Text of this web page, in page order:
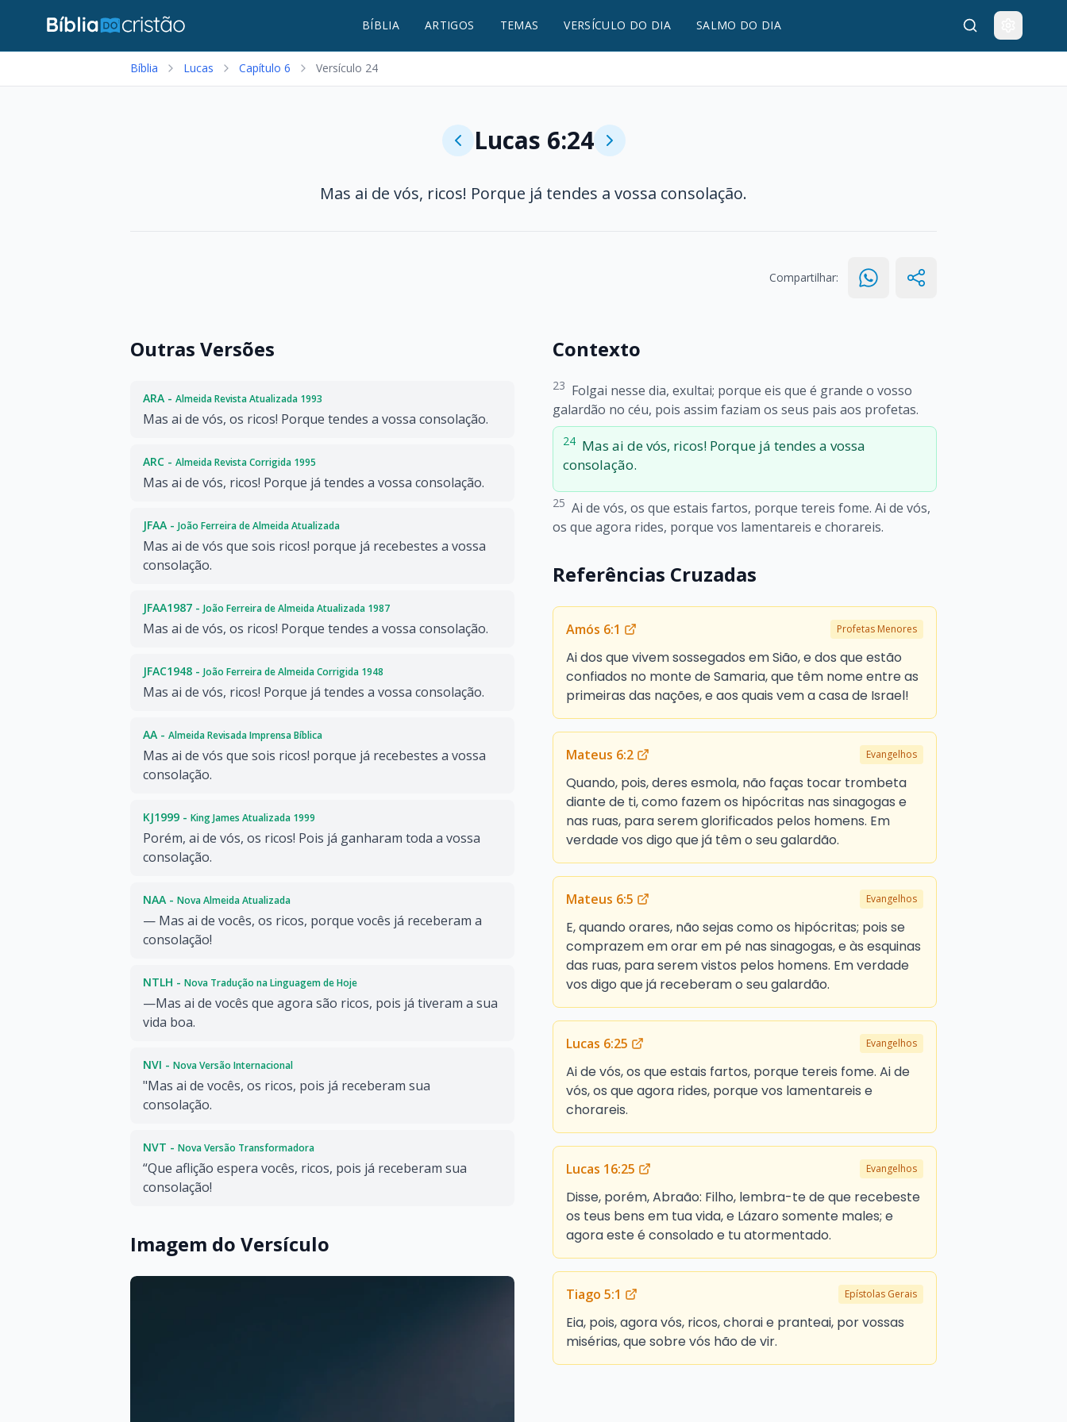
BÍBLIA ARTIGOS TEMAS VERSÍCULO DO DIA SALMO DO DIA
Bíblia Lucas Capítulo 6 Versículo 24
Lucas 6:24
Mas ai de vós, ricos! Porque já tendes a vossa consolação.
Compartilhar:
Outras Versões
ARA - Almeida Revista Atualizada 1993
Mas ai de vós, os ricos! Porque tendes a vossa consolação.
ARC - Almeida Revista Corrigida 1995
Mas ai de vós, ricos! Porque já tendes a vossa consolação.
JFAA - João Ferreira de Almeida Atualizada
Mas ai de vós que sois ricos! porque já recebestes a vossa
consolação.
JFAA1987 - João Ferreira de Almeida Atualizada 1987
Mas ai de vós, os ricos! Porque tendes a vossa consolação.
JFAC1948 - João Ferreira de Almeida Corrigida 1948
Mas ai de vós, ricos! Porque já tendes a vossa consolação.
AA - Almeida Revisada Imprensa Bíblica
Mas ai de vós que sois ricos! porque já recebestes a vossa
consolação.
KJ1999 - King James Atualizada 1999
Porém, ai de vós, os ricos! Pois já ganharam toda a vossa
consolação.
NAA - Nova Almeida Atualizada
— Mas ai de vocês, os ricos, porque vocês já receberam a
consolação!
NTLH - Nova Tradução na Linguagem de Hoje
—Mas ai de vocês que agora são ricos, pois já tiveram a sua
vida boa.
NVI - Nova Versão Internacional
"Mas ai de vocês, os ricos, pois já receberam sua
consolação.
NVT - Nova Versão Transformadora
“Que aflição espera vocês, ricos, pois já receberam sua
consolação!
Imagem do Versículo
Contexto
23 Folgai nesse dia, exultai; porque eis que é grande o vosso
galardão no céu, pois assim faziam os seus pais aos profetas.
24 Mas ai de vós, ricos! Porque já tendes a vossa
consolação.
25 Ai de vós, os que estais fartos, porque tereis fome. Ai de vós,
os que agora rides, porque vos lamentareis e chorareis.
Referências Cruzadas
Amós 6:1 Profetas Menores
Ai dos que vivem sossegados em Sião, e dos que estão
confiados no monte de Samaria, que têm nome entre as
primeiras das nações, e aos quais vem a casa de Israel!
Mateus 6:2 Evangelhos
Quando, pois, deres esmola, não faças tocar trombeta
diante de ti, como fazem os hipócritas nas sinagogas e
nas ruas, para serem glorificados pelos homens. Em
verdade vos digo que já têm o seu galardão.
Mateus 6:5 Evangelhos
E, quando orares, não sejas como os hipócritas; pois se
comprazem em orar em pé nas sinagogas, e às esquinas
das ruas, para serem vistos pelos homens. Em verdade
vos digo que já receberam o seu galardão.
Lucas 6:25 Evangelhos
Ai de vós, os que estais fartos, porque tereis fome. Ai de
vós, os que agora rides, porque vos lamentareis e
chorareis.
Lucas 16:25 Evangelhos
Disse, porém, Abraão: Filho, lembra-te de que recebeste
os teus bens em tua vida, e Lázaro somente males; e
agora este é consolado e tu atormentado.
Tiago 5:1 Epístolas Gerais
Eia, pois, agora vós, ricos, chorai e pranteai, por vossas
misérias, que sobre vós hão de vir.